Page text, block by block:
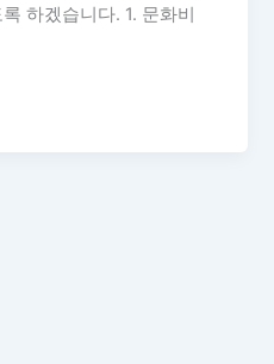
하겠습니다. 1. 문화비